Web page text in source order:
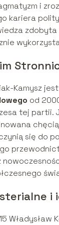
i
kariera
Kamysz
od
tej partii.
się do
i
Władysław